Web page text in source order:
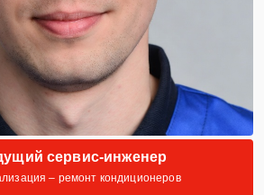
сервис-инженер
– ремонт кондиционеров